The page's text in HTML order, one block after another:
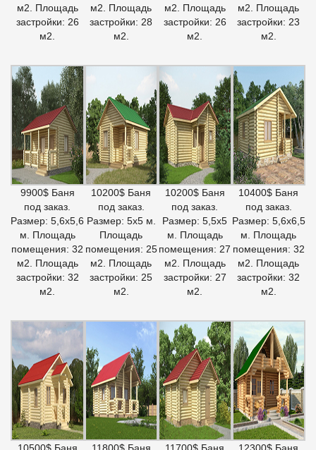
м2. Площадь
застройки: 26
м2.
м2. Площадь
застройки: 28
м2.
м2. Площадь
застройки: 26
м2.
м2. Площадь
застройки: 23
м2.
9900$ Баня
под заказ.
Размер: 5,6х5,6
м. Площадь
помещения: 32
м2. Площадь
застройки: 32
м2.
10200$ Баня
под заказ.
Размер: 5х5 м.
Площадь
помещения: 25
м2. Площадь
застройки: 25
м2.
10200$ Баня
под заказ.
Размер: 5,5х5
м. Площадь
помещения: 27
м2. Площадь
застройки: 27
м2.
10400$ Баня
под заказ.
Размер: 5,6х6,5
м. Площадь
помещения: 32
м2. Площадь
застройки: 32
м2.